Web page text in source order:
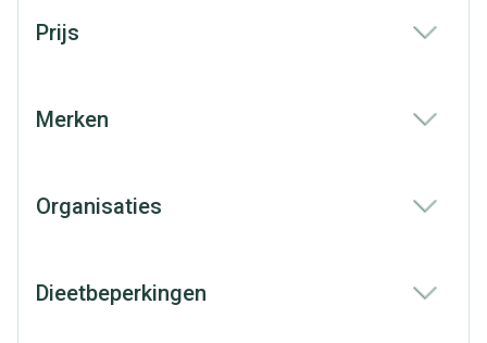
Prijs
Merken
Organisaties
Dieetbeperkingen